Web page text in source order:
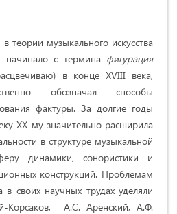
теории музыкального искусства
начинало с термина фигурация
в конце XVIII века,
обозначал способы
фактуры. За долгие годы
ХХ-му значительно расширила
в структуре музыкальной
динамики, сонористики и
конструкций. Проблемам
своих научных трудах уделяли
Корсаков, А.С. Аренский, А.Ф.